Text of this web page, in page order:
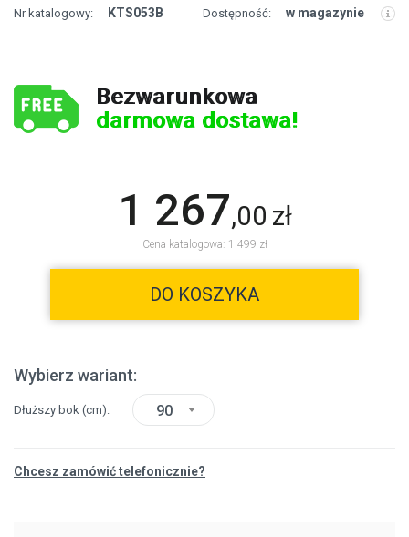
Nr katalogowy: KTS053B Dostępność: w magazynie
Bezwarunkowa
darmowa dostawa!
1 267,00 zł
Cena katalogowa: 1 499 zł
DO KOSZYKA
Wybierz wariant:
Dłuższy bok (cm) 90
Chcesz zamówić telefonicznie?